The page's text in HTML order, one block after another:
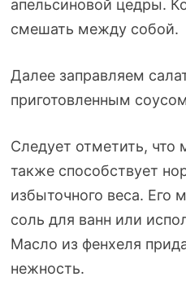
апельсиновой цедры.
смешать между собой.
Далее заправляем
приготовленным
Следует отметить, что
также способствует
избыточного веса. Его
соль для ванн или
Масло из фенхеля
нежность.